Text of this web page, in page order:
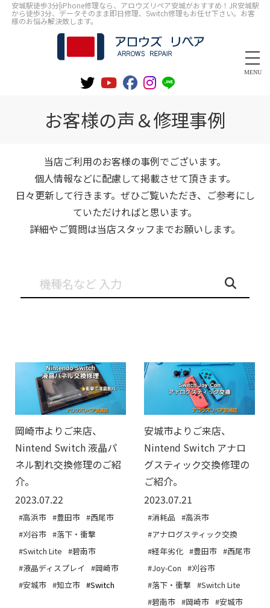
安城駅徒歩3分|iPhone修理なら、アロウズリペア安城がおすすめ！JR安城駅
から徒歩3分、データそのまま即日修理、Switch修理もお任せ下さい。お客
様のお悩み解決致します。
MENU
お客様の声＆修理事例
当店ご利用のお客様の事例でございます。
個人情報などに配慮して掲載させて頂きます。
日々更新して行きます。ぜひご覧いただき、ご参考にし
ていただければと思います。
詳細やご質問は当店スタッフまでお願いします。
岡崎市よりご来店、
Nintend Switch 液晶パ
ネル割れ交換修理のご紹
介。
2023.07.22
#高浜市 #豊田市 #西尾市
#刈谷市 #落下・衝撃
#Switch Lite #碧南市
#液晶ディスプレイ #岡崎市
#安城市 #知立市 #Switch
安城市よりご来店、
Nintend Switch アナロ
グスティック交換修理の
ご紹介。
2023.07.21
#消耗品 #高浜市
#アナログスティック交換
#経年劣化 #豊田市 #西尾市
#Joy-Con #刈谷市
#落下・衝撃 #Switch Lite
#碧南市 #岡崎市 #安城市